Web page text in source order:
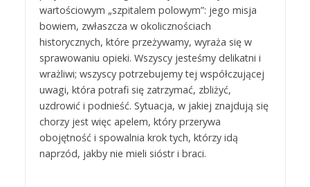
wartościowym „szpitalem polowym”: jego misja
bowiem, zwłaszcza w okolicznościach
historycznych, które przeżywamy, wyraża się w
sprawowaniu opieki. Wszyscy jesteśmy delikatni i
wrażliwi; wszyscy potrzebujemy tej współczującej
uwagi, która potrafi się zatrzymać, zbliżyć,
uzdrowić i podnieść. Sytuacja, w jakiej znajdują się
chorzy jest więc apelem, który przerywa
obojętność i spowalnia krok tych, którzy idą
naprzód, jakby nie mieli sióstr i braci.